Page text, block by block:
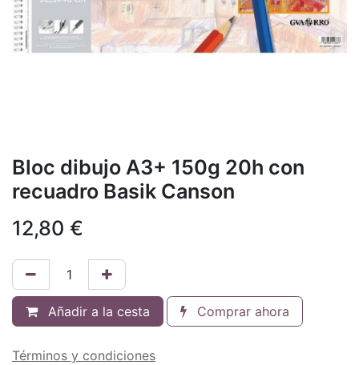
Bloc dibujo A3+ 150g 20h con
recuadro Basik Canson
12,80 €
Añadir a la cesta Comprar ahora
Términos y condiciones